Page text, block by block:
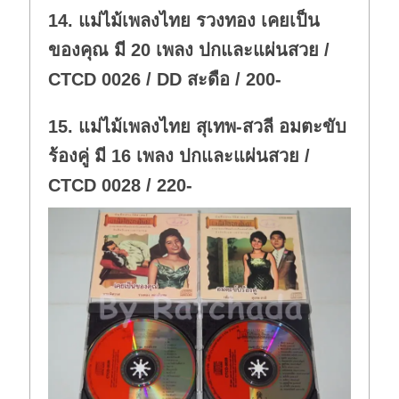
n
.
14. แม่ไม้เพลงไทย รวงทอง เคยเป็น
ของคุณ มี 20 เพลง ปกและแผ่นสวย /
CTCD 0026 / DD สะดือ / 200-
15. แม่ไม้เพลงไทย สุเทพ-สวลี อมตะขับ
ร้องคู่ มี 16 เพลง ปกและแผ่นสวย /
CTCD 0028 / 220-